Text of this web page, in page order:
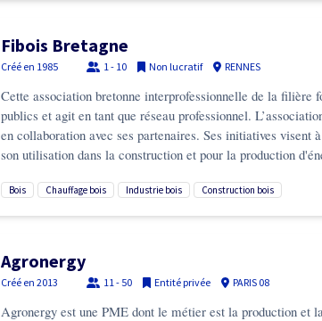
Fibois Bretagne
Créé en 1985 1 - 10 Non lucratif RENNES
Cette association bretonne interprofessionnelle de la filière
publics et agit en tant que réseau professionnel.
en collaboration avec ses partenaires. Ses initiatives
son utilisation dans la construction et pour la production
bois chauffage bois industrie bois construction bois
Agronergy
Créé en 2013 11 - 50 Entité privée PARIS 08
Agronergy est une PME dont le métier est la production et